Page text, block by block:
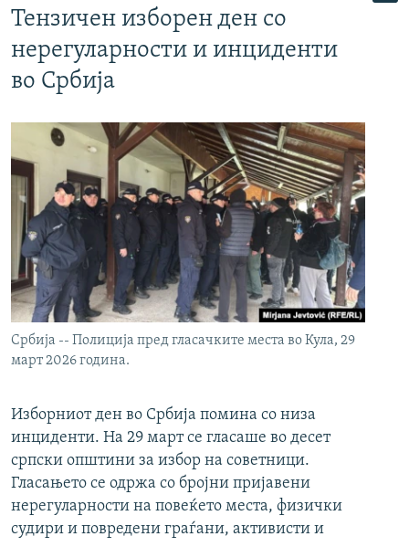
Тензичен изборен ден со
нерегуларности и инциденти
во Србија
Србија -- Полиција пред гласачките места во Кула, 29
март 2026 година.
Изборниот ден во Србија помина со низа
инциденти. На 29 март се гласаше во десет
српски општини за избор на советници.
Гласањето се одржа со бројни пријавени
нерегуларности на повеќето места, физички
судири и повредени граѓани, активисти и